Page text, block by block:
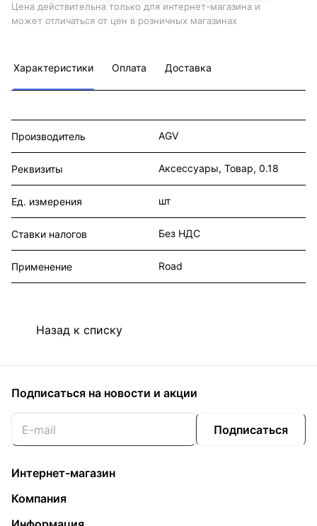
Цена действительна только для интернет-магазина и
может отличаться от цен в розничных магазинах
Характеристики Оплата Доставка
Производитель AGV
Реквизиты Аксессуары, Товар, 0.18
Ед. измерения шт
Ставки налогов Без НДС
Применение Road
Назад к списку
Подписаться на новости и акции
Подписаться
Интернет-магазин
Компания